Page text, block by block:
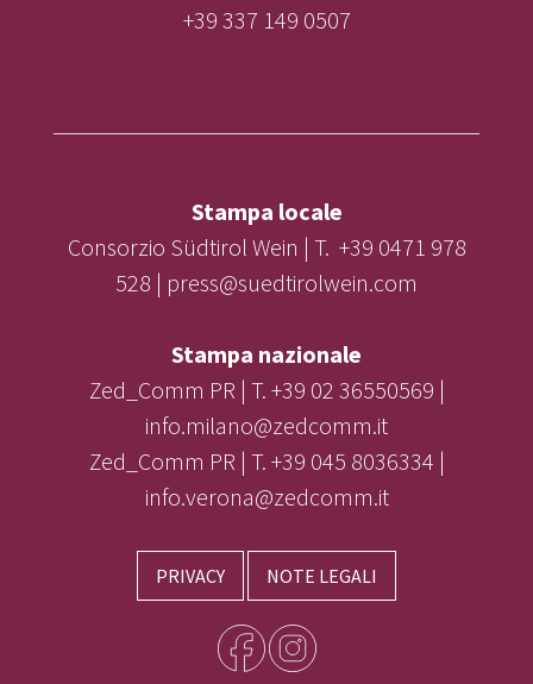
+39 337 149 0507
Stampa locale
Consorzio Südtirol Wein | T. +39 0471 978
528 | press@suedtirolwein.com
Stampa nazionale
Zed_Comm PR | T. +39 02 36550569 |
info.milano@zedcomm.it
Zed_Comm PR | T. +39 045 8036334 |
info.verona@zedcomm.it
PRIVACY NOTE LEGALI